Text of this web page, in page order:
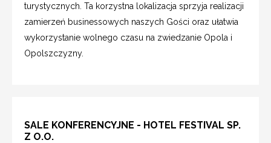
turystycznych. Ta korzystna lokalizacja sprzyja realizacji
zamierzeń businessowych naszych Gości oraz ułatwia
wykorzystanie wolnego czasu na zwiedzanie Opola i
Opolszczyzny.
SALE KONFERENCYJNE - HOTEL FESTIVAL SP.
Z O.O.